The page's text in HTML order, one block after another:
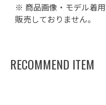
※ 商品画像・モデル着
販売しておりません。
RECOMMEND ITEM